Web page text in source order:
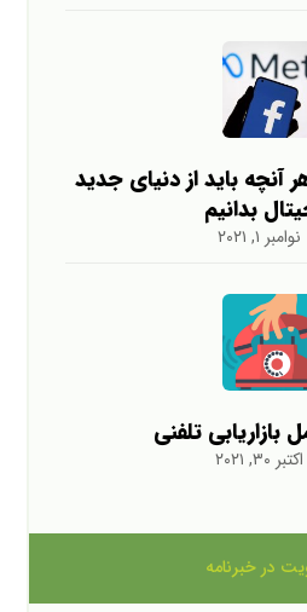
باید از دنیای جدید
بدانیم
نوامبر ۱, ۲۰۲۱
بازاریابی تلفنی
اکتبر ۳۰, ۲۰۲۱
در خبرنامه